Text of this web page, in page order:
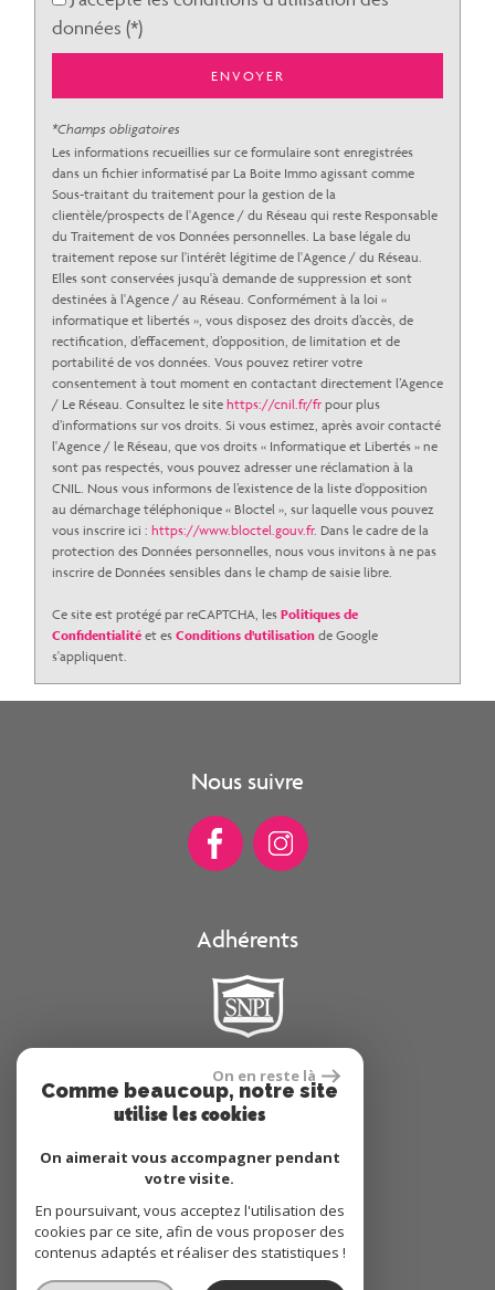
Familles sans enfant
Familles avec 3 enfants
7,33 %
données (*)
ENVOYER
*Champs obligatoires
Les informations recueillies sur ce formulaire sont enregistrées
dans un fichier informatisé par La Boite Immo agissant comme
Sous-traitant du traitement pour la gestion de la
clientèle/prospects de l'Agence / du Réseau qui reste Responsable
du Traitement de vos Données personnelles. La base légale du
traitement repose sur l'intérêt légitime de l'Agence / du Réseau.
Elles sont conservées jusqu'à demande de suppression et sont
destinées à l'Agence / au Réseau. Conformément à la loi «
informatique et libertés », vous disposez des droits d’accès, de
rectification, d’effacement, d’opposition, de limitation et de
portabilité de vos données. Vous pouvez retirer votre
consentement à tout moment en contactant directement l’Agence
/ Le Réseau. Consultez le site https://cnil.fr/fr pour plus
d’informations sur vos droits. Si vous estimez, après avoir contacté
l'Agence / le Réseau, que vos droits « Informatique et Libertés » ne
sont pas respectés, vous pouvez adresser une réclamation à la
CNIL. Nous vous informons de l’existence de la liste d'opposition
au démarchage téléphonique « Bloctel », sur laquelle vous pouvez
vous inscrire ici : https://www.bloctel.gouv.fr. Dans le cadre de la
protection des Données personnelles, nous vous invitons à ne pas
inscrire de Données sensibles dans le champ de saisie libre.
Ce site est protégé par reCAPTCHA, les Politiques de
Confidentialité et es Conditions d'utilisation de Google
s'appliquent.
Nous suivre
Adhérents
Se connecter
Espace propriétaire
réalisé par
On en reste là
Comme beaucoup, notre site
utilise les cookies
On aimerait vous accompagner pendant
votre visite.
En poursuivant, vous acceptez l'utilisation des
cookies par ce site, afin de vous proposer des
contenus adaptés et réaliser des statistiques !